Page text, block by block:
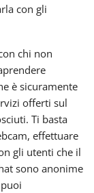
con gli
chi non
è sicuramente
offerti sul
Ti basta
effettuare
gli utenti che il
sono anonime